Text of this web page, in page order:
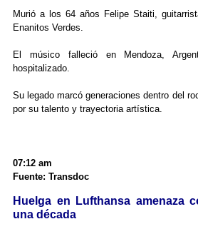
Murió a los 64 años Felipe Staiti,
Enanitos Verdes.
El músico falleció en Mendoza,
hospitalizado.
Su legado marcó generaciones dentro del
por su talento y trayectoria artística.
07:12 am
Fuente: Transdoc
Huelga en Lufthansa amenaza
una década